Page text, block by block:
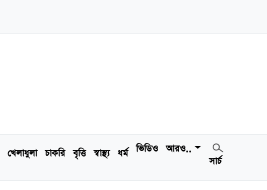
খেলাধুলা চাকরি বৃত্তি স্বাস্থ্য ধর্ম ভিডিও
আরও..
সার্চ